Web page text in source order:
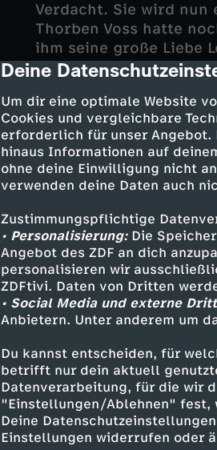
cmp-dialog-
Deine
Um dir eine optimale Website
Cookies und vergleichbare
erforderlich für unser Angebot.
hinaus Informationen auf
ohne deine Einwilligung nicht
verwenden deine Daten auch
Zustimmungspflichtige
• Personalisierung:Die
Angebot des ZDF an dich
personalisieren wir
ZDFtivi. Daten von Dritten
• Social Media und externe
Anbietern. Unter anderem um
Du kannst entscheiden, für
betrifft nur dein aktuell
Datenverarbeitung, für die wir
"Einstellungen/Ablehnen" fest,
Deine
Einstellungen widerrufen oder
Verdacht. Sie wird nun
Thorben Voss hatte
ihm seine große Liebe
auswandern. Dieser
bekannt vorkommt. Ist
Fall?
Darsteller
Carl Sievers - Peter
Ina Behrendsen -
Hinnerk Feldmann -
Tabea Krawinkel -
Polizist Schneider -
Dr. Karp - Anne
Knut Küster - Steven
Thorben Voss - Tim
Marlies
Levke Küster -
Reinhard Schneider
Dörte Voss - Brigitte